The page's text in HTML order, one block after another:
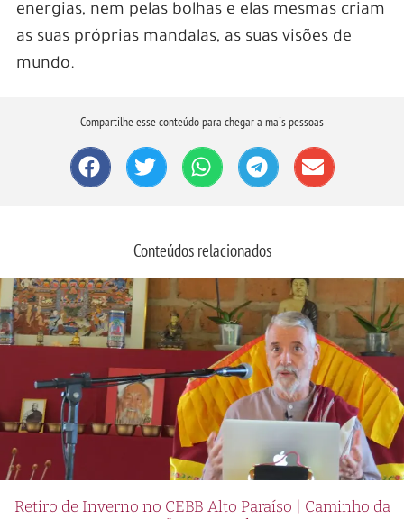
energias, nem pelas bolhas e elas mesmas criam
as suas próprias mandalas, as suas visões de
mundo.
Compartilhe esse conteúdo para chegar a mais pessoas
Conteúdos relacionados
Retiro de Inverno no CEBB Alto Paraíso | Caminho da